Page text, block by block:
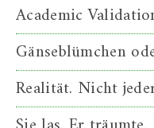
Academic
Gänseblümchen
Realität. Nicht